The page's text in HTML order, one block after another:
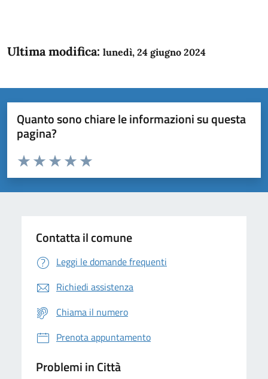
Ultima modifica: lunedì, 24 giugno 2024
Quanto sono chiare le informazioni su questa
pagina?
Domanda
Valuta da 1 a 5 stelle la pagina
Valuta 5 stelle su 5
Valuta 4 stelle su 5
Valuta 3 stelle su 5
Valuta 2 stelle su 5
Valuta 1 stelle su 5
Contatta il comune
Leggi le domande frequenti
Richiedi assistenza
Chiama il numero
Prenota appuntamento
Problemi in Città